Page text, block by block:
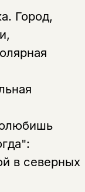
Город,
в северных